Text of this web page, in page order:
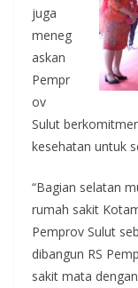
juga
meneg
askan
Pempr
ov
Sulut
kesehatan untuk
“Bagian selatan
rumah sakit
Pemprov Sulut
dibangun RS
sakit mata